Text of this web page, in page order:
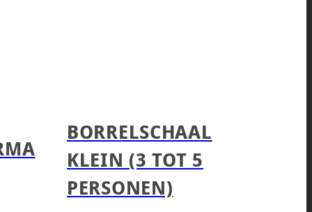
BORRELSCHAAL
KLEIN (3 TOT 5
PERSONEN)